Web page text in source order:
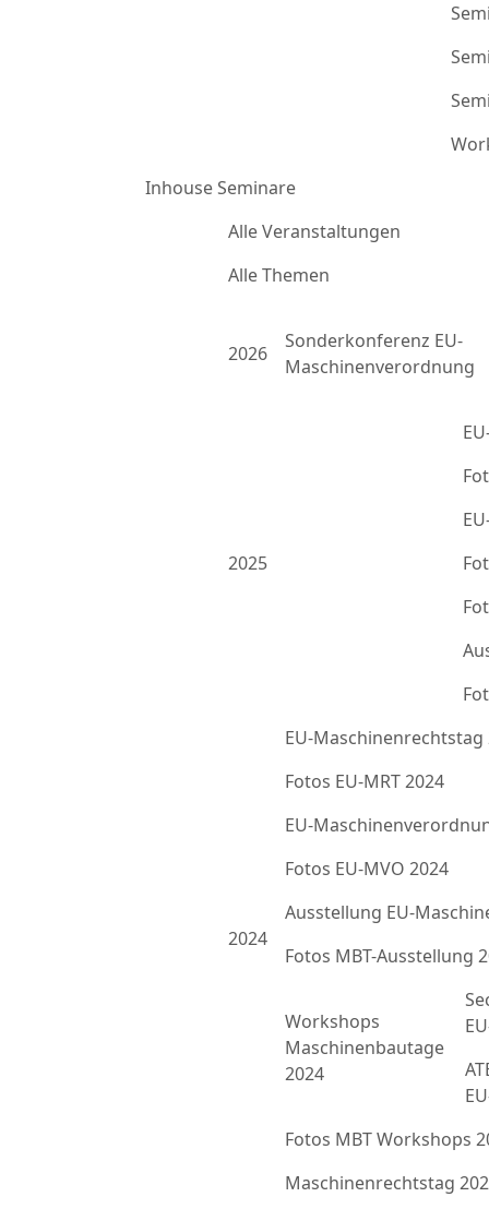
Inhouse Seminare
Alle Veranstaltungen
Alle Themen
2026
Sonderkonferenz EU-
Maschinenverordnung
2025
2024
EU-Maschinenrechtstag
Fotos EU-MRT 2024
EU-
Fotos EU-MVO 2024
Ausstellung EU-
Fotos MBT-Ausstellung
Workshops
Maschinenbautage
2024
Fotos MBT Workshops
Maschinenrechtstag